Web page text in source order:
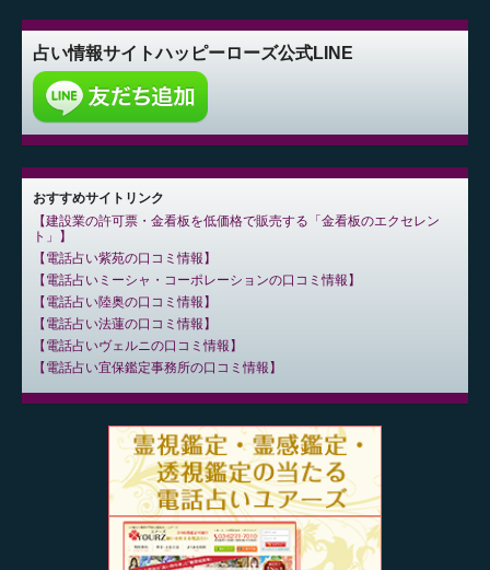
占い情報サイトハッピーローズ公式LINE
おすすめサイトリンク
建設業の許可票・金看板を低価格で販売する「金看板のエクセレン
ト」
電話占い紫苑の口コミ情報
電話占いミーシャ・コーポレーションの口コミ情報
電話占い陸奥の口コミ情報
電話占い法蓮の口コミ情報
電話占いヴェルニの口コミ情報
電話占い宜保鑑定事務所の口コミ情報